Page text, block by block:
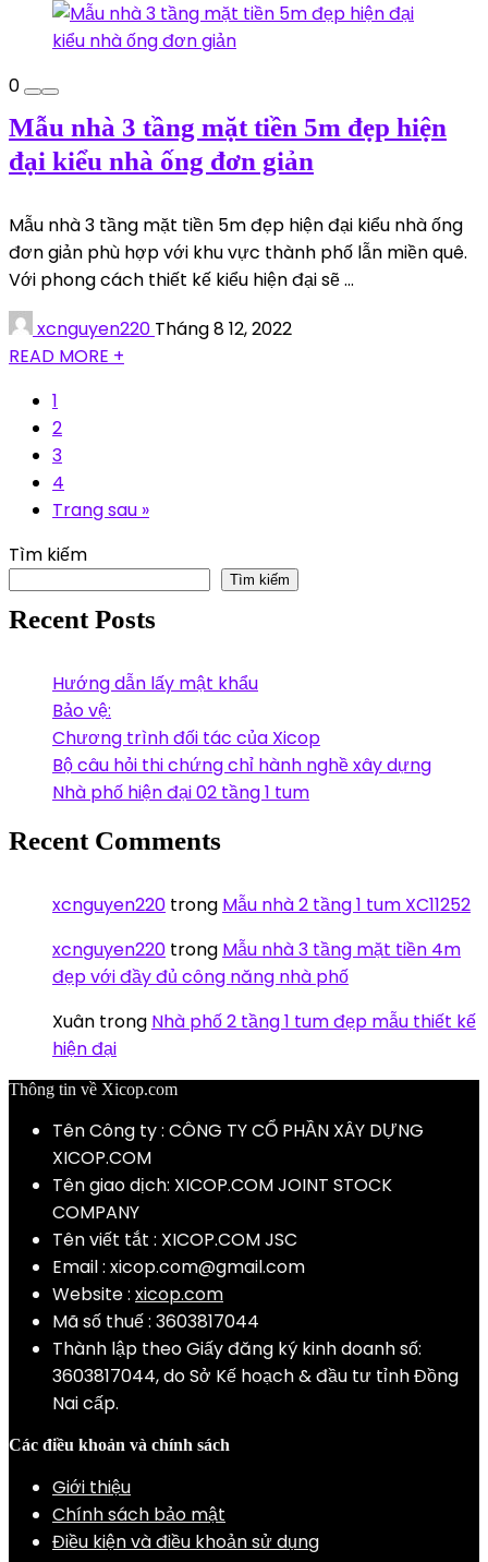
0
Mẫu nhà 3 tầng mặt tiền 5m đẹp hiện
đại kiểu nhà ống đơn giản
Mẫu nhà 3 tầng mặt tiền 5m đẹp hiện đại kiểu nhà ống
đơn giản phù hợp với khu vực thành phố lẫn miền quê.
Với phong cách thiết kế kiểu hiện đại sẽ ...
xcnguyen220 Tháng 8 12, 2022
READ MORE +
1
2
3
4
Trang sau »
Tìm kiếm
Tìm kiếm
Recent Posts
Hướng dẫn lấy mật khẩu
Bảo vệ:
Chương trình đối tác của Xicop
Bộ câu hỏi thi chứng chỉ hành nghề xây dựng
Nhà phố hiện đại 02 tầng 1 tum
Recent Comments
xcnguyen220 trong Mẫu nhà 2 tầng 1 tum XC11252
xcnguyen220 trong Mẫu nhà 3 tầng mặt tiền 4m
đẹp với đầy đủ công năng nhà phố
Xuân trong Nhà phố 2 tầng 1 tum đẹp mẫu thiết kế
hiện đại
Thông tin về Xicop.com
Tên Công ty : CÔNG TY CỔ PHẦN XÂY DỰNG
XICOP.COM
Tên giao dịch: XICOP.COM JOINT STOCK
COMPANY
Tên viết tắt : XICOP.COM JSC
Email : xicop.com@gmail.com
Website : xicop.com
Mã số thuế : 3603817044
Thành lập theo Giấy đăng ký kinh doanh số:
3603817044, do Sở Kế hoạch & đầu tư tỉnh Đồng
Nai cấp.
Các điều khoản và chính sách
Giới thiệu
Chính sách bảo mật
Điều kiện và điều khoản sử dụng